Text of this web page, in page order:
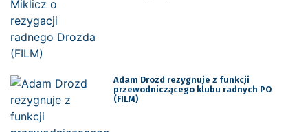
Adam Drozd rezygnuje z funkcji
przewodniczącego klubu radnych PO
(FILM)